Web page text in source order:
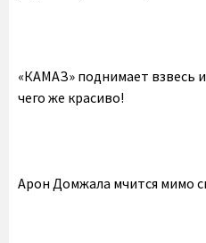
«КАМАЗ» поднимает взвесь
чего же красиво!
Арон Домжала мчится мимо